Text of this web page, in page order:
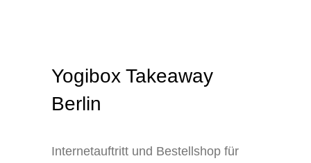
Yogibox Takeaway
Berlin
Internetauftritt und Bestellshop für